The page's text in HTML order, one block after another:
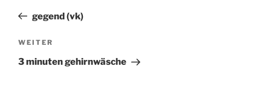
Beitrag
gegend (vk)
Nächster
Beitrag
WEITER
3 minuten gehirnwäsche